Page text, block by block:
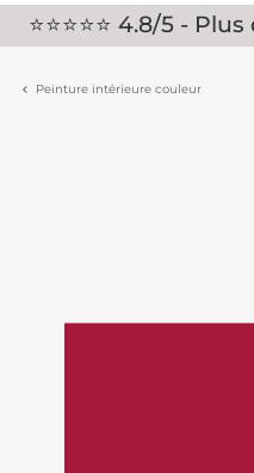
⭐⭐⭐⭐⭐ 4.8/5 -
Peinture intérieure couleur